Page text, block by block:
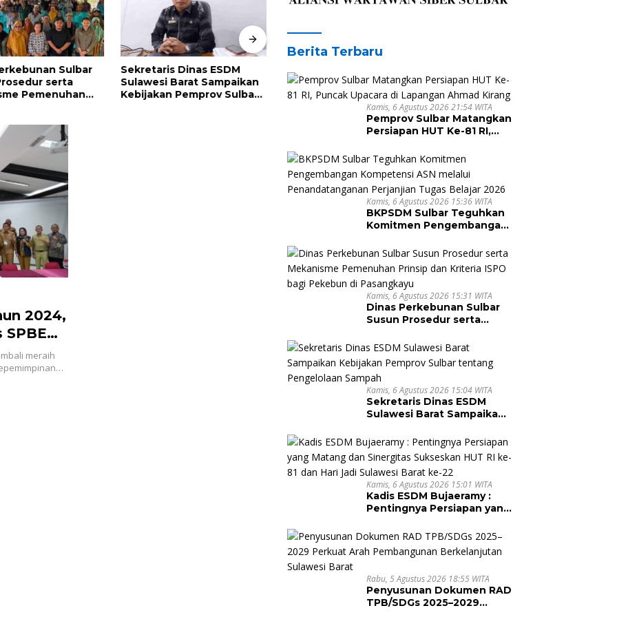
Sulbar
serta
Pemenuhan
Sekretaris Dinas ESDM
Sulawesi Barat Sampaikan
Kebijakan Pemprov Sulbar
Kadis ESDM Bujaeramy :
Pentingnya Persiapan yang
Matang dan Sinergitas
Sukseskan HUT RI ke-81
dan Hari Jadi Sulawesi
TPB/SDGs 2025–2029
Perkuat Arah
Pembangunan
Berkelanjutan Sulawesi
Barat
2024,
SPBE
meraih
Berita Terbaru
Kamis, 6 Agustus 2026 21:54 WITA
Pemprov Sulbar Matangkan
Persiapan HUT Ke-81 RI,
Lapangan Ahmad Kirang
Kamis, 6 Agustus 2026 15:36 WITA
BKPSDM Sulbar Teguhkan
Komitmen Pengembangan
Penandatanganan
Perjanjian Tugas Belajar
2026
Kamis, 6 Agustus 2026 15:31 WITA
Dinas Perkebunan Sulbar
Susun Prosedur serta
Prinsip dan Kriteria ISPO
bagi Pekebun di
Pasangkayu
Kamis, 6 Agustus 2026 15:04 WITA
Sekretaris Dinas ESDM
Sulawesi Barat Sampaikan
tentang Pengelolaan
Sampah
Kamis, 6 Agustus 2026 15:01 WITA
Kadis ESDM Bujaeramy :
Pentingnya Persiapan yang
Sukseskan HUT RI ke-81
dan Hari Jadi Sulawesi
Barat ke-22
Rabu, 5 Agustus 2026 18:55 WITA
Penyusunan Dokumen RAD
TPB/SDGs 2025–2029